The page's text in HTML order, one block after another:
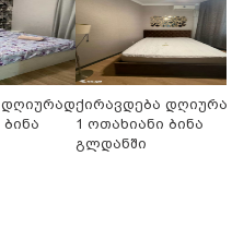
დღიურადქირავდება
1 ოთახიანი ბინა
გლდანში